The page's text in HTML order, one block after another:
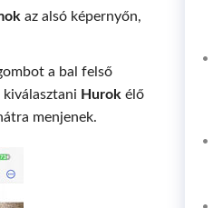
az alsó képernyőn,
a bal felső
Hurok élő
menjenek.